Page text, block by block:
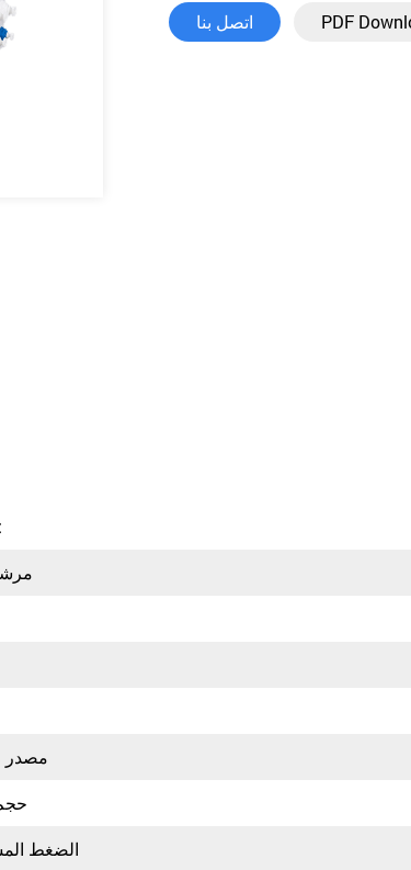
اتصل بنا PDF
نموذج رقم:
مصدر
الضغط